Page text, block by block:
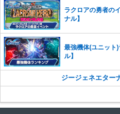
ラクロアの勇者の
ナル】
最強機体(ユニット
ル】
ジージェネエター